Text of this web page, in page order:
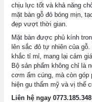
chịu lực tốt và khả năng
mặt bàn gỗ đỏ bóng mịn,
đẹp vượt thời gian.
Mặt bàn được phủ kính
lên sắc đỏ tự nhiên của
khắc tỉ mỉ, mang lại cảm
Bộ sản phẩm không chỉ là
cơm ấm cúng, mà còn góp
hiện gu thẩm mỹ và vị thế
Liên hệ ngay 0773.185.348